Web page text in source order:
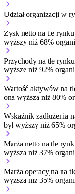
Udział organizacji w
Zysk netto na tle rynku
wyższy niż 68%
Przychody na tle rynku
wyższe niż 92%
Wartość aktywów na
ona wyższa niż 80%
Wskaźnik zadłużenia
był wyższy niż 65%
Marża netto na tle
wyższa niż 37%
Marża operacyjna na
wyższa niż 35%